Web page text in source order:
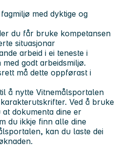
med dyktige og
du får bruke kompetansen
situasjonar
arbeid i ei teneste i
godt arbeidsmiljø.
må dette oppførast i
å nytte Vitnemålsportalen
Ved å bruke
dokumenta dine er
du ikkje finn alle dine
kan du laste dei